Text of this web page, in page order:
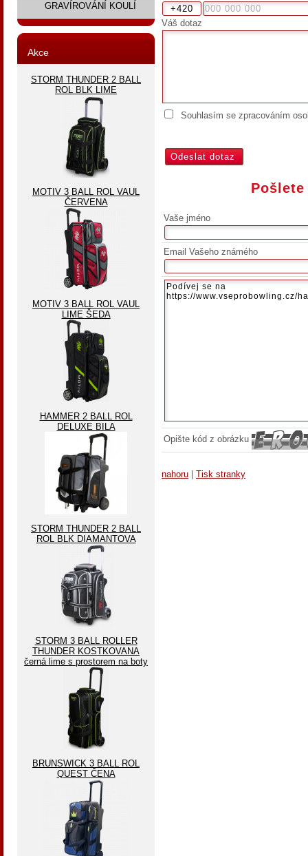
Váš dotaz
Souhlasím se zpracováním
Vaše jméno
Email Vašeho známého
Opište kód z obrázku
nahoru Tisk stranky
GRAVÍROVÁNÍ KOULÍ
Akce
STORM THUNDER 2 BALL
ROL BLK LIME
MOTIV 3 BALL ROL VAUL
ČERVENA
MOTIV 3 BALL ROL VAUL
LIME ŠEDA
HAMMER 2 BALL ROL
DELUXE BILA
STORM THUNDER 2 BALL
ROL BLK DIAMANTOVA
STORM 3 BALL ROLLER
THUNDER KOSTKOVANA
černá lime s prostorem na boty
BRUNSWICK 3 BALL ROL
QUEST ČENA